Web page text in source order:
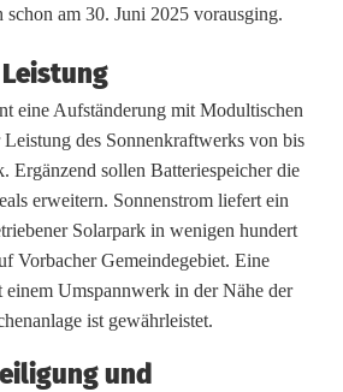
schon am 30. Juni 2025 vorausging.
eine Aufständerung mit Modultischen
des Sonnenkraftwerks von bis
Ergänzend sollen Batteriespeicher die
erweitern. Sonnenstrom liefert ein
Solarpark in wenigen hundert
Vorbacher Gemeindegebiet. Eine
Umspannwerk in der Nähe der
ist gewährleistet.
und